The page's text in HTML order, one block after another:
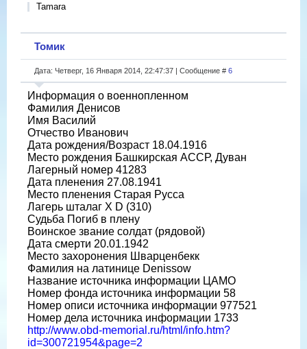
Tamara
Томик
Дата: Четверг, 16 Января 2014, 22:47:37 | Сообщение # 6
Информация о военнопленном
Фамилия Денисов
Имя Василий
Отчество Иванович
Дата рождения/Возраст 18.04.1916
Место рождения Башкирская АССР, Дуван
Лагерный номер 41283
Дата пленения 27.08.1941
Место пленения Старая Русса
Лагерь шталаг X D (310)
Судьба Погиб в плену
Воинское звание солдат (рядовой)
Дата смерти 20.01.1942
Место захоронения Шварценбекк
Фамилия на латинице Denissow
Название источника информации ЦАМО
Номер фонда источника информации 58
Номер описи источника информации 977521
Номер дела источника информации 1733
http://www.obd-memorial.ru/html/info.htm?
id=300721954&page=2